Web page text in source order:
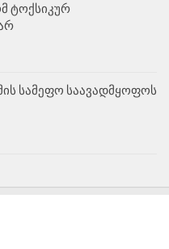
ტოქსიკურ
სამეფო საავადმყოფოს